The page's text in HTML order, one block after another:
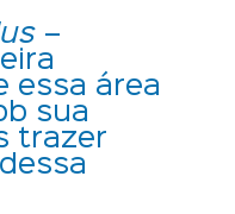
–
essa área
sua
trazer